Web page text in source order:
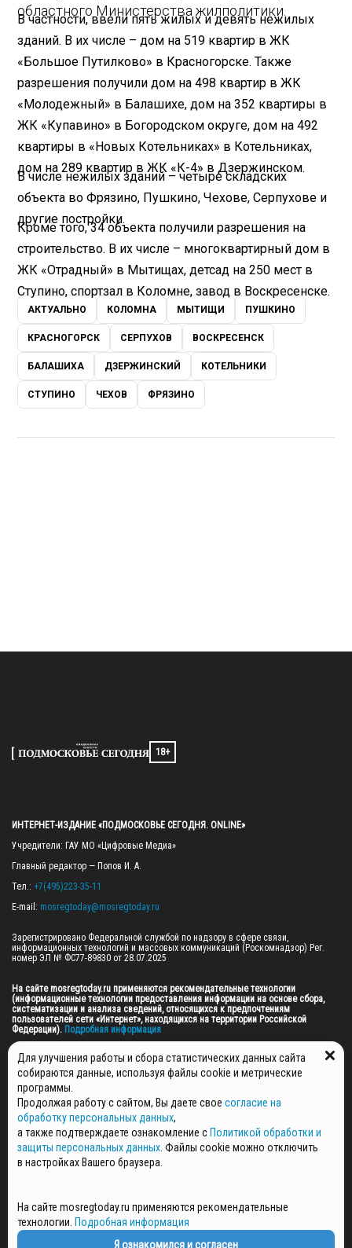
областного Министерства жилполитики.
В частности, ввели пять жилых и девять нежилых
зданий. В их числе – дом на 519 квартир в ЖК
«Большое Путилково» в Красногорске. Также
разрешения получили дом на 498 квартир в ЖК
«Молодежный» в Балашихе, дом на 352 квартиры в
ЖК «Купавино» в Богородском округе, дом на 492
квартиры в «Новых Котельниках» в Котельниках,
дом на 289 квартир в ЖК «К-4» в Дзержинском.
В числе нежилых зданий – четыре складских
объекта во Фрязино, Пушкино, Чехове, Серпухове и
другие постройки.
Кроме того, 34 объекта получили разрешения на
строительство. В их числе – многоквартирный дом в
ЖК «Отрадный» в Мытищах, детсад на 250 мест в
Ступино, спортзал в Коломне, завод в Воскресенске.
АКТУАЛЬНО КОЛОМНА МЫТИЩИ ПУШКИНО
КРАСНОГОРСК СЕРПУХОВ ВОСКРЕСЕНСК
БАЛАШИХА ДЗЕРЖИНСКИЙ КОТЕЛЬНИКИ
СТУПИНО ЧЕХОВ ФРЯЗИНО
18+
ИНТЕРНЕТ-ИЗДАНИЕ «ПОДМОСКОВЬЕ СЕГОДНЯ. ONLINE»
Учредители: ГАУ МО «Цифровые Медиа»
Главный редактор — Попов И. А.
Тел.: +7(495)223-35-11
E-mail: mosregtoday@mosregtoday.ru
Зарегистрировано Федеральной службой по надзору в сфере связи,
информационных технологий и массовых коммуникаций (Роскомнадзор) Рег.
номер ЭЛ № ФС77-89830 от 28.07.2025
На сайте mosregtoday.ru применяются рекомендательные технологии
(информационные технологии предоставления информации на основе сбора,
систематизации и анализа сведений, относящихся к предпочтениям
пользователей сети «Интернет», находящихся на территории Российской
Федерации). Подробная информация
© 2026 ПРАВА НА ВСЕ МАТЕРИАЛЫ САЙТА ПРИНАДЛЕЖАТ ГАУ МО "ЦИФРОВЫЕ
МЕДИА" (ОГРН: 1255000059467).
ПОЛИТИКА ОБРАБОТКИ И ЗАЩИТЫ ПЕРСОНАЛЬНЫХ ДАННЫХ
НОВОСТИ
ГАЗЕТЫ
РЕКЛАМОДАТЕЛЯМ
СПЕЦПРОЕКТЫ
СТАТЬИ
ПОЛИТИКА КОНФИДЕНЦИАЛЬНОСТИ
Для улучшения работы и сбора статистических данных сайта
собираются данные, используя файлы cookie и метрические
программы.
Продолжая работу с сайтом, Вы даете свое согласие на
обработку персональных данных,
а также подтверждаете ознакомление с Политикой обработки и
защиты персональных данных . Файлы cookie можно отключить
в настройках Вашего браузера.
На сайте mosregtoday.ru применяются рекомендательные
технологии. Подробная информация
Я ознакомился и согласен